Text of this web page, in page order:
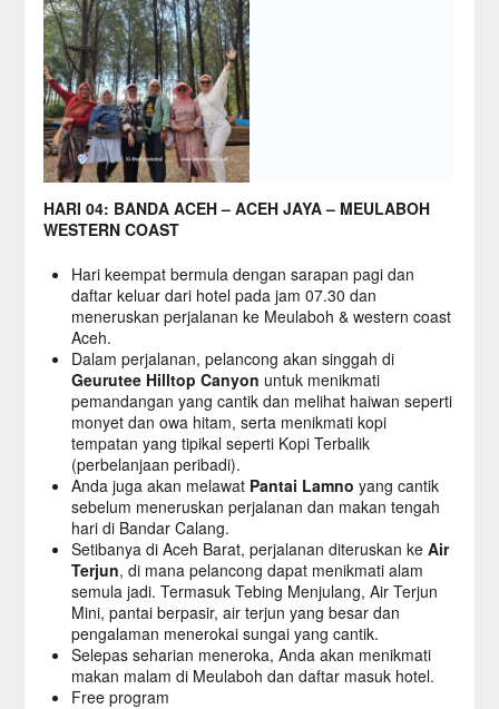
HARI 04: BANDA ACEH – ACEH JAYA – MEULABOH
WESTERN COAST
Hari keempat bermula dengan sarapan pagi dan
daftar keluar dari hotel pada jam 07.30 dan
meneruskan perjalanan ke Meulaboh & western coast
Aceh.
Dalam perjalanan, pelancong akan singgah di
Geurutee Hilltop Canyon untuk menikmati
pemandangan yang cantik dan melihat haiwan seperti
monyet dan owa hitam, serta menikmati kopi
tempatan yang tipikal seperti Kopi Terbalik
(perbelanjaan peribadi).
Anda juga akan melawat Pantai Lamno yang cantik
sebelum meneruskan perjalanan dan makan tengah
hari di Bandar Calang.
Setibanya di Aceh Barat, perjalanan diteruskan ke Air
Terjun, di mana pelancong dapat menikmati alam
semula jadi. Termasuk Tebing Menjulang, Air Terjun
Mini, pantai berpasir, air terjun yang besar dan
pengalaman menerokai sungai yang cantik.
Selepas seharian meneroka, Anda akan menikmati
makan malam di Meulaboh dan daftar masuk hotel.
Free program